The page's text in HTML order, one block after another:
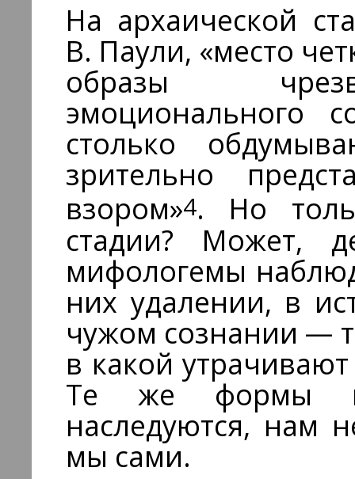
На архаической
В. Паули, «место
образы
эмоционального
столько
зрительно
взором»4. Но
стадии? Может,
мифологемы
них удалении, в
чужом сознании —
в какой
Те же формы
наследуются, нам
мы сами.